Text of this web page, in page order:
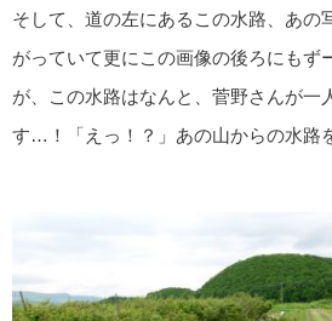
そして、道の左にあるこの水路、あの
がっていて更にこの画像の後ろにもず
が、この水路はなんと、菅野さんが一
す…！「えっ！？」あの山からの水路